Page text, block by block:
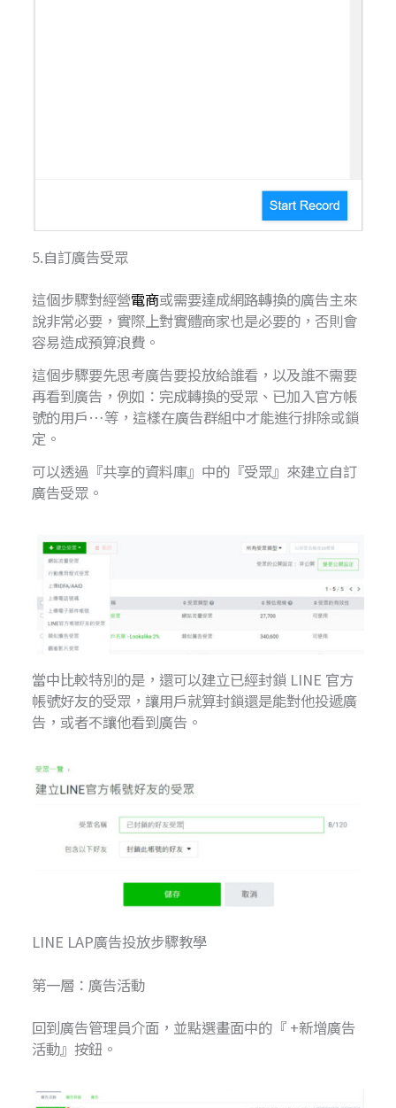
5.自訂廣告受眾
這個步驟對經營電商或需要達成網路轉換的廣告主來
說非常必要，實際上對實體商家也是必要的，否則會
容易造成預算浪費。
這個步驟要先思考廣告要投放給誰看，以及誰不需要
再看到廣告，例如：完成轉換的受眾、已加入官方帳
號的用戶…等，這樣在廣告群組中才能進行排除或鎖
定。
可以透過『共享的資料庫』中的『受眾』來建立自訂
廣告受眾。
當中比較特別的是，還可以建立已經封鎖 LINE 官方
帳號好友的受眾，讓用戶就算封鎖還是能對他投遞廣
告，或者不讓他看到廣告。
LINE LAP廣告投放步驟教學
第一層：廣告活動
回到廣告管理員介面，並點選畫面中的『 +新增廣告
活動』按鈕。